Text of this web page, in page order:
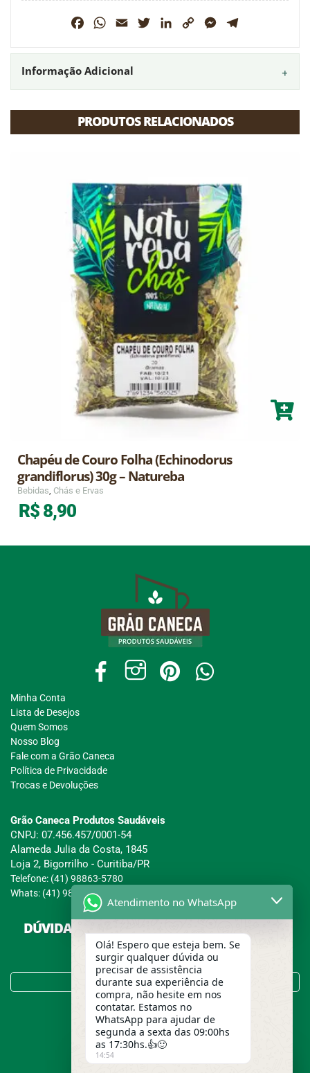
FacebookWhatsApp
Email TwitterLinkedIn
Copy
Messenger
Informação Adicional
PRODUTOS RELACIONADOS
Chapéu de Couro Folha (Echinodorus
grandiflorus) 30g – Natureba
Bebidas Chás e Ervas
R$ 8,90
Minha Conta
Lista de Desejos
Quem Somos
Nosso Blog
Fale com a Grão Caneca
Política de Privacidade
Trocas e Devoluções
Grão Caneca Produtos Saudáveis
CNPJ: 07.456.457/0001-54
Alameda Julia da Costa, 1845
Loja 2, Bigorrilho - Curitiba/PR
Telefone: (41) 98863-5780
Whats: (41) 98863-5780
DÚVIDAS SOBRE COMPRAS, PAGAMENTOS E
ENTREGAS?
Tire suas Dúvidas no FAQ!
Atendimento no WhatsApp
Olá! Espero que esteja bem. Se
surgir qualquer dúvida ou
precisar de assistência
durante sua experiência de
compra, não hesite em nos
contatar. Estamos no
WhatsApp para ajudar de
segunda a sexta das 09:00hs
as 17:30hs.👍🙂
14:54